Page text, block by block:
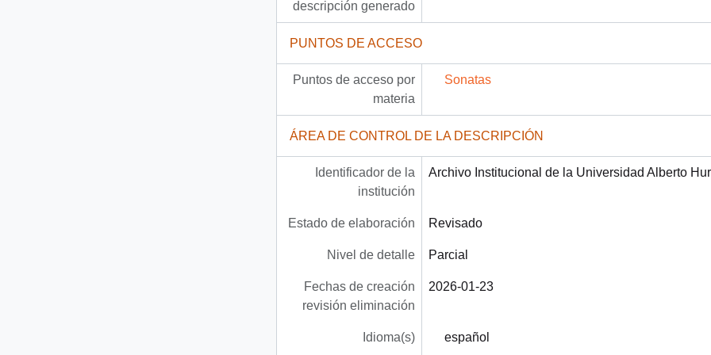
descripción generado
PUNTOS DE ACCESO
Puntos de acceso por
materia
Sonatas
ÁREA DE CONTROL DE LA DESCRIPCIÓN
Identificador de la
institución
Archivo Institucional de la Universidad Alberto
Estado de elaboración Revisado
Nivel de detalle Parcial
Fechas de creación
revisión eliminación
2026-01-23
Idioma(s) español